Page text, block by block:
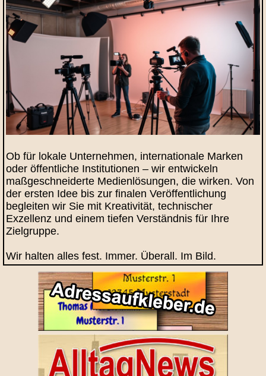
Ob für lokale Unternehmen, internationale Marken
oder öffentliche Institutionen – wir entwickeln
maßgeschneiderte Medienlösungen, die wirken. Von
der ersten Idee bis zur finalen Veröffentlichung
begleiten wir Sie mit Kreativität, technischer
Exzellenz und einem tiefen Verständnis für Ihre
Zielgruppe.
Wir halten alles fest. Immer. Überall. Im Bild.